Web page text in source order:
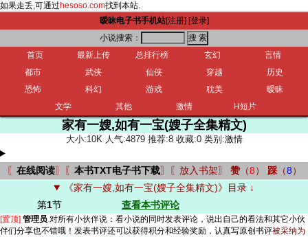
如果走丢,可通过hesoso.com找到本站.
暧昧电子书手机站[注册] [登录]
小说搜索：
首页
最新上传 总排行榜 玄幻
言情
都市
武侠 仙侠 穿越
历史
恐怖
科幻 游戏 耽美
暧昧
文学
其他 激情 H短片
家有一嫂,如有一宝(嫂子全集精文)
大小:10K 人气:4879 推荐:8 收藏:0 类别:激情
〖 在线阅读〗〖 本书TXT电子书下载〗〖 放入书架〗 赞（8） 踩（8）
《家有一嫂,如有一宝(嫂子全集精文)》目录 ↓
第1节 查看本书评论
[置顶] 管理员 对所有小伙伴说： 看小说的同时发表评论，说出自己的看法和其它小伙
伴们分享也不错哦！发表书评还可以获得积分和经验奖励，认真写原创书评被采纳为